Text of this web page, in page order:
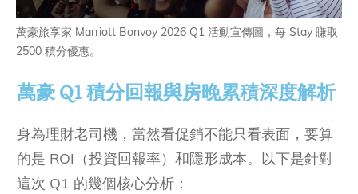
萬豪旅享家 Marriott Bonvoy 2026 Q1 活動宣傳圖，每 Stay 賺取
2500 積分優惠。
萬豪 Q1 積分回報與房晚累積深度解析
身為理財老司機，當然看促銷不能只看表面，要算
的是 ROI（投資回報率）和隱形成本。以下是針對
這次 Q1 的幾個核心分析：